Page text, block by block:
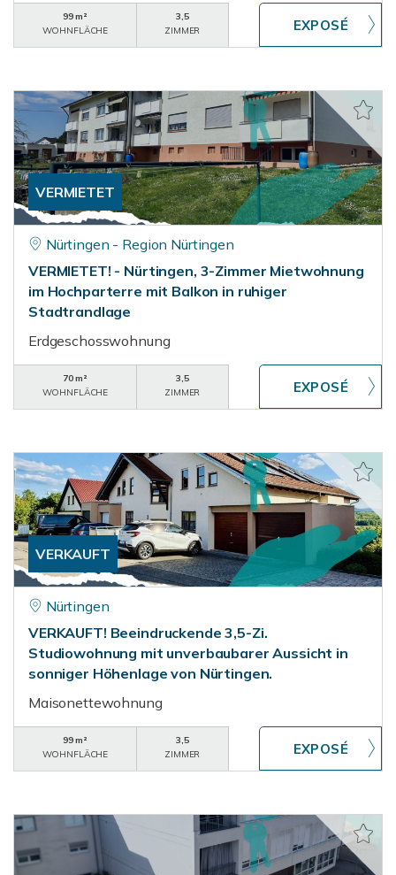
99 m²
WOHNFLÄCHE
3,5
ZIMMER
VERMIETET
Nürtingen - Region Nürtingen
VERMIETET! - Nürtingen, 3-Zimmer Mietwohnung
im Hochparterre mit Balkon in ruhiger
Stadtrandlage
Erdgeschosswohnung
70 m²
WOHNFLÄCHE
3,5
ZIMMER
VERKAUFT
Nürtingen
VERKAUFT! Beeindruckende 3,5-Zi.
Studiowohnung mit unverbaubarer Aussicht in
sonniger Höhenlage von Nürtingen.
Maisonettewohnung
99 m²
WOHNFLÄCHE
3,5
ZIMMER